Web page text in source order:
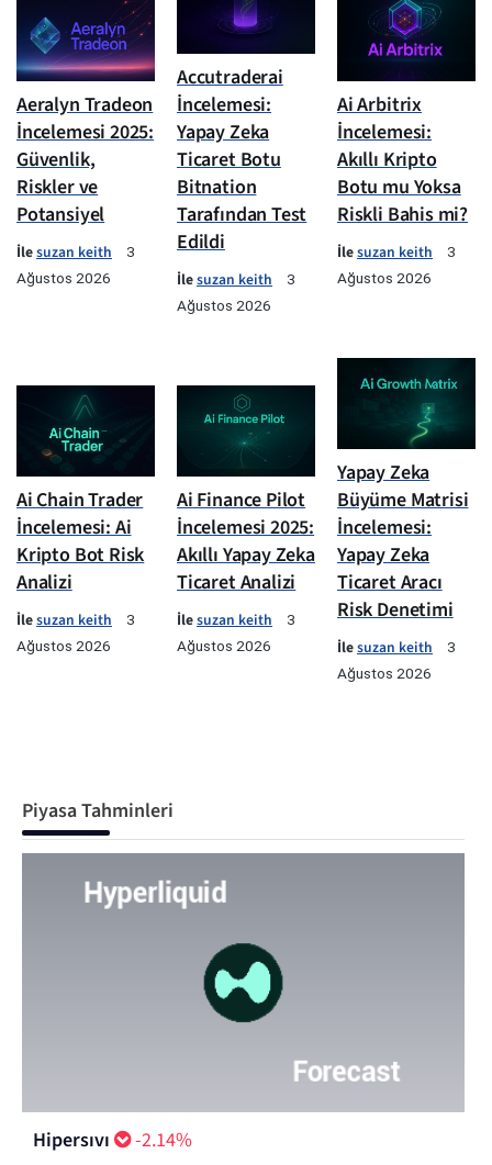
Aeralyn Tradeon
İncelemesi 2025:
Güvenlik,
Riskler ve
Potansiyel
İlesuzan keith
3
Ağustos 2026
Accutraderai
İncelemesi:
Yapay Zeka
Ticaret Botu
Bitnation
Tarafından Test
Edildi
İlesuzan keith
3
Ağustos 2026
Ai Arbitrix
İncelemesi:
Akıllı Kripto
Botu mu Yoksa
Riskli Bahis mi?
İlesuzan keith
3
Ağustos 2026
Ai Chain Trader
İncelemesi: Ai
Kripto Bot Risk
Analizi
İlesuzan keith
3
Ağustos 2026
Ai Finance Pilot
İncelemesi 2025:
Akıllı Yapay Zeka
Ticaret Analizi
İlesuzan keith
3
Ağustos 2026
Yapay Zeka
Büyüme Matrisi
İncelemesi:
Yapay Zeka
Ticaret Aracı
Risk Denetimi
İlesuzan keith
3
Ağustos 2026
Piyasa Tahminleri
Hipersıvı -2.14%